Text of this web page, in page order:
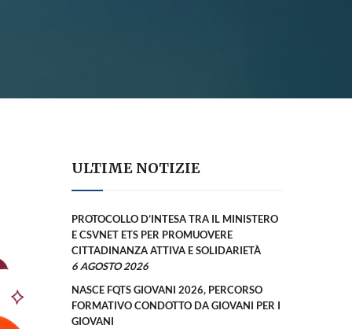
ULTIME NOTIZIE
PROTOCOLLO D’INTESA TRA IL MINISTERO
E CSVNET ETS PER PROMUOVERE
CITTADINANZA ATTIVA E SOLIDARIETÀ
6 AGOSTO 2026
NASCE FQTS GIOVANI 2026, PERCORSO
FORMATIVO CONDOTTO DA GIOVANI PER I
GIOVANI